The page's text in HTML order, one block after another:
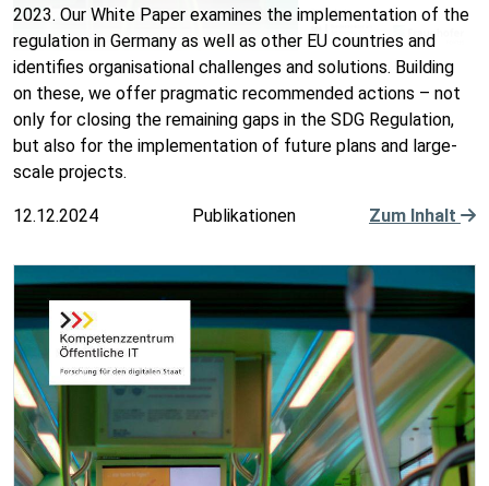
2023. Our White Paper examines the implementation of the
regulation in Germany as well as other EU countries and
identifies organisational challenges and solutions. Building
on these, we offer pragmatic recommended actions – not
only for closing the remaining gaps in the SDG Regulation,
but also for the implementation of future plans and large-
scale projects.
12.12.2024 Publikationen Zum Inhalt